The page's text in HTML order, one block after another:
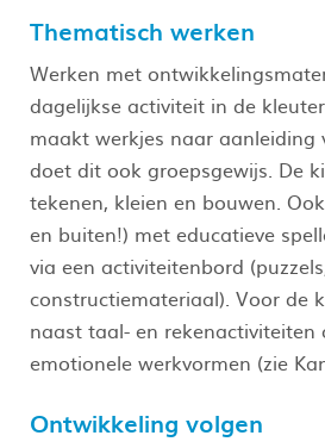
Thematisch werken
Werken met
dagelijkse activiteit in de
maakt werkjes naar aanleiding
doet dit ook groepsgewijs. De
tekenen, kleien en bouwen.
en buiten!) met educatieve
via een activiteitenbord
constructiemateriaal). Voor de
naast taal- en rekenactiviteiten
emotionele werkvormen (zie
Ontwikkeling volgen